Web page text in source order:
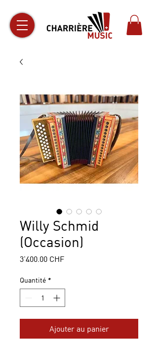
Willy Schmid
(Occasion)
3'400.00 CHFPrix
Quantité *
Ajouter au panier